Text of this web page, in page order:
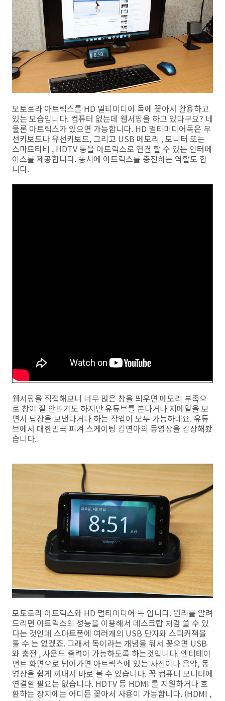
모토로라 아트릭스를 HD 멀티미디어 독에 꽂아서 활용하고
있는 모습입니다. 컴퓨터 없는데 웹서핑을 하고 있다구요? 네
물론 아트릭스가 있으면 가능합니다. HD 멀티미디어독은 무
선키보드나 유선키보드, 그리고 USB 메모리 , 모니터 또는
스마트티비 , HDTV 등을 아트릭스로 연결 할 수 있는 인터페
이스를 제공합니다. 동시에 아트릭스를 충전하는 역할도 합
니다.
웹서핑을 직접해보니 너무 많은 창을 띄우면 메모리 부족으
로 창이 잘 안뜨기도 하지만 유튜브를 본다거나 지메일을 보
면서 답장을 보낸다거나 하는 작업이 모두 가능하네요. 유튜
브에서 대한민국 피겨 스케이팅 김연아의 동영상을 감상해봤
습니다.
모토로라 아트릭스와 HD 멀티미디어 독 입니다. 원리를 알려
드리면 아트릭스의 성능을 이용해서 데스크탑 처럼 쓸 수 있
다는 것인데 스마트폰에 여러개의 USB 단자와 스피커잭을
둘 수 는 없겠죠. 그래서 독이라는 개념을 둬서 꽂으면 USB
와 충전 , 사운드 출력이 가능하도록 하는것입니다. 엔터테이
먼트 화면으로 넘어가면 아트릭스에 있는 사진이나 음악, 동
영상을 쉽게 꺼내서 바로 볼 수 있습니다. 꼭 컴퓨터 모니터에
연결할 필요는 없습니다. HDTV 등 HDMI 를 지원하거나 호
환하는 장치에는 어디든 꽂아서 사용이 가능합니다. (HDMI ,